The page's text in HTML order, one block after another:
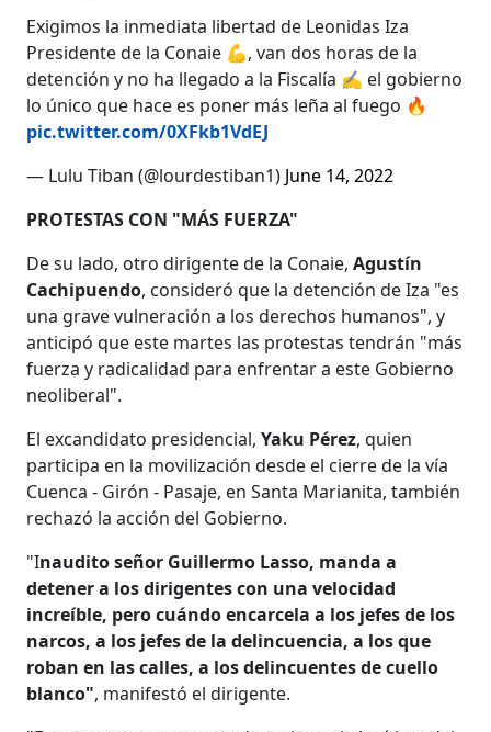
Exigimos la inmediata libertad de Leonidas Iza
Presidente de la Conaie 💪, van dos horas de la
detención y no ha llegado a la Fiscalía ✍️ el gobierno
lo único que hace es poner más leña al fuego 🔥
pic.twitter.com/0XFkb1VdEJ
— Lulu Tiban (@lourdestiban1) June 14, 2022
PROTESTAS CON "MÁS FUERZA"
De su lado, otro dirigente de la Conaie, Agustín
Cachipuendo, consideró que la detención de Iza "es
una grave vulneración a los derechos humanos", y
anticipó que este martes las protestas tendrán "más
fuerza y radicalidad para enfrentar a este Gobierno
neoliberal".
El excandidato presidencial,Yaku Pérez, quien
participa en la movilización desde el cierre de la vía
Cuenca - Girón - Pasaje, en Santa Marianita, también
rechazó la acción del Gobierno.
"Inaudito señor Guillermo Lasso, manda a
detener a los dirigentes con una velocidad
increíble, pero cuándo encarcela a los jefes de los
narcos, a los jefes de la delincuencia, a los que
roban en las calles, a los delincuentes de cuello
blanco", manifestó el dirigente.